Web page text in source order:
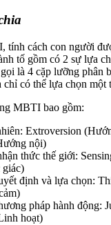
tính cách con người
tố gồm có 2 sự lựa
là 4 cặp lưỡng phân
chỉ có thể lựa chọn một
MBTI bao gồm:
Extroversion
nội)
thức thế giới:
định và lựa chọn:
pháp hành động:
hoạt)